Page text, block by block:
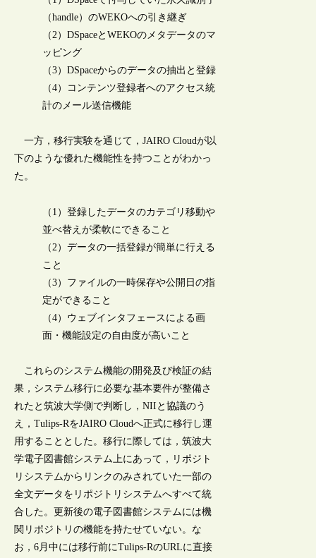
（handle）のWEKOへの引き継ぎ
（2）DSpaceとWEKOのメタデータのマ
ッピング
（3）DSpaceからのデータの抽出と登録
（4）コンテンツ登録者へのアクセス統
計のメール送信機能
一方，移行実験を通じて，JAIRO Cloudが以
下のような優れた機能性を持つことがわかっ
た。
（1）登録したデータのカテゴリ移動や
並べ替えが柔軟にできること
（2）データの一括登録が簡単に行える
こと
（3）ファイルの一時保存や公開日の指
定ができること
（4）ウェブインタフェースによる画
面・機能設定の自由度が高いこと
これらのシステム機能の開発及び検証の結
果，システム移行に必要な基本要件が整備さ
れたと筑波大学側で判断し，NIIと協議のう
え，Tulips-RをJAIRO Cloudへ正式に移行し運
用することとした。移行に際しては，筑波大
学電子図書館システム上にあって，リポジト
リシステムからリンクのみされていた一部の
全文データをリポジトリシステムへすべて統
合した。更新後の電子図書館システムには機
関リポジトリの機能を持たせていない。な
お，6月中には移行前にTulips-RのURLに直接